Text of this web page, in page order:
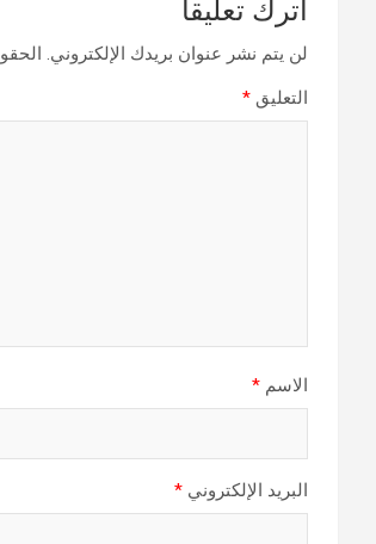
اترك تعليقاً
لن يتم نشر عنوان بريدك الإلكتروني.
التعليق *
الاسم *
البريد الإلكتروني *